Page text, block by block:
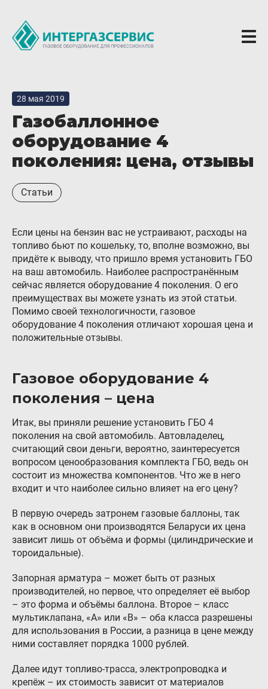
Новости
ГБО Alpha
Вопросы и ответы
Документы компании
Партнёрам
Доставка Партнерам
Гарантия и возврат
Регистрация ГБО в ГИБДД
Обучение
Вход для партнёров
Автовладельцам
Интернет-магазин
Доставка Клиентам
Каталог авто с ГБО
Блог
Контакты
пн-пт: с 09:00 до 17:00
info@intergasservice.ru
Оставить отзыв
28 мая 2019
Газобаллонное
оборудование 4
поколения: цена, отзывы
Статьи
Если цены на бензин вас не устраивают, расходы на
топливо бьют по кошельку, то, вполне возможно, вы
придёте к выводу, что пришло время установить ГБО
на ваш автомобиль. Наиболее распространённым
сейчас является оборудование 4 поколения. О его
преимуществах вы можете узнать из этой статьи.
Помимо своей технологичности, газовое
оборудование 4 поколения отличают хорошая цена и
положительные отзывы.
Газовое оборудование 4
поколения – цена
Итак, вы приняли решение установить ГБО 4
поколения на свой автомобиль. Автовладелец,
считающий свои деньги, вероятно, заинтересуется
вопросом ценообразования комплекта ГБО, ведь он
состоит из множества компонентов. Что же в него
входит и что наиболее сильно влияет на его цену?
В первую очередь затронем газовые баллоны, так
как в основном они производятся Беларуси их цена
зависит лишь от объёма и формы (цилиндрические и
тороидальные).
Запорная арматура – может быть от разных
производителей, но первое, что определяет её выбор
– это форма и объёмы баллона. Второе – класс
мультиклапана, «A» или «B» – оба класса разрешены
для использования в России, а разница в цене между
ними составляет порядка 1000 рублей.
Далее идут топливо-трасса, электропроводка и
крепёж – их стоимость зависит от материалов